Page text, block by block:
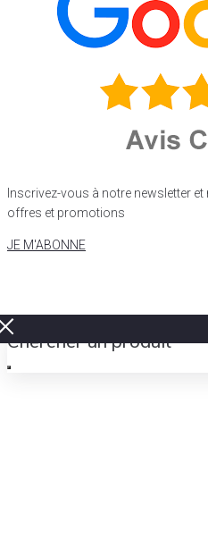
Inscrivez-vous à notre newsletter
offres et promotions
JE M'ABONNE